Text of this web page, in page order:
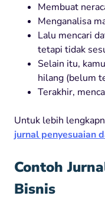
Membuat
Menganalisa
Lalu mencari
tetapi tidak
Selain itu,
hilang (belum
Terakhir,
Untuk lebih
jurnal penyesuaian
Contoh
Bisnis